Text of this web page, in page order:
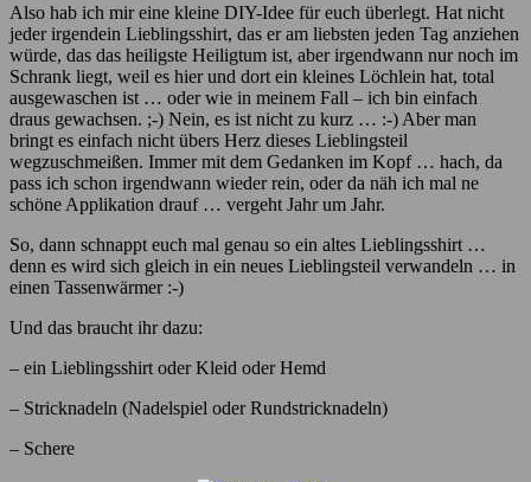
Also hab ich mir eine kleine DIY-Idee für euch überlegt. Hat nicht
jeder irgendein Lieblingsshirt, das er am liebsten jeden Tag anziehen
würde, das das heiligste Heiligtum ist, aber irgendwann nur noch im
Schrank liegt, weil es hier und dort ein kleines Löchlein hat, total
ausgewaschen ist … oder wie in meinem Fall – ich bin einfach
draus gewachsen. ;-) Nein, es ist nicht zu kurz … :-) Aber man
bringt es einfach nicht übers Herz dieses Lieblingsteil
wegzuschmeißen. Immer mit dem Gedanken im Kopf … hach, da
pass ich schon irgendwann wieder rein, oder da näh ich mal ne
schöne Applikation drauf … vergeht Jahr um Jahr.
So, dann schnappt euch mal genau so ein altes Lieblingsshirt …
denn es wird sich gleich in ein neues Lieblingsteil verwandeln … in
einen Tassenwärmer :-)
Und das braucht ihr dazu:
– ein Lieblingsshirt oder Kleid oder Hemd
– Stricknadeln (Nadelspiel oder Rundstricknadeln)
– Schere